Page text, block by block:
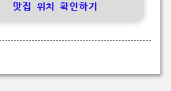
맛집 위치 확인하기